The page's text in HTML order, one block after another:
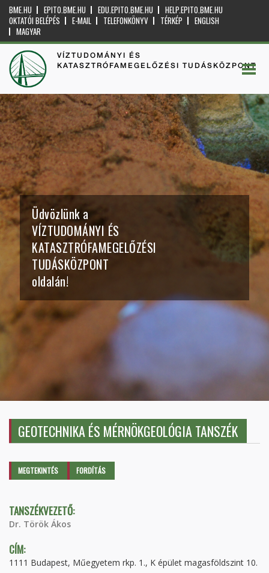
BME.HU EPITO.BME.HU EDU.EPITO.BME.HU
HELP.EPITO.BME.HU
OKTATÓI BELÉPÉS
E-MAIL TELEFONKÖNYV TÉRKÉP
ENGLISH
MAGYAR
VÍZTUDOMÁNYI ÉS
KATASZTRÓFAMEGELŐZÉSI TUDÁSKÖZPONT
Üdvözlünk a
VÍZTUDOMÁNYI ÉS
KATASZTRÓFAMEGELŐZÉSI
TUDÁSKÖZPONT
oldalán!
GEOTECHNIKA ÉS MÉRNÖKGEOLÓGIA TANSZÉK
Elsődleges fülek
MEGTEKINTÉS (AKTÍVFORDÍTÁS
TANSZÉKVEZETŐ:
Dr. Török Ákos
CÍM:
1111 Budapest, Műegyetem rkp. 1., K épület magasföldszint 10.